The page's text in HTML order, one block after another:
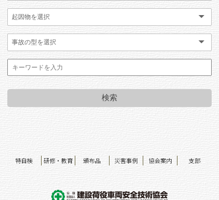
特自検 研修・教育 頒布品 災害事例 協会案内 支部